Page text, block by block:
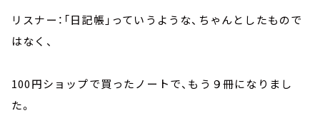
リスナー：「日記帳」っていうような、ちゃんとしたもので
はなく、
100円ショップで買ったノートで、もう９冊になりまし
た。